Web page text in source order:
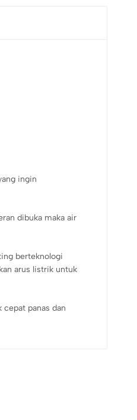
ingin
dibuka maka air
berteknologi
arus listrik untuk
cepat panas dan